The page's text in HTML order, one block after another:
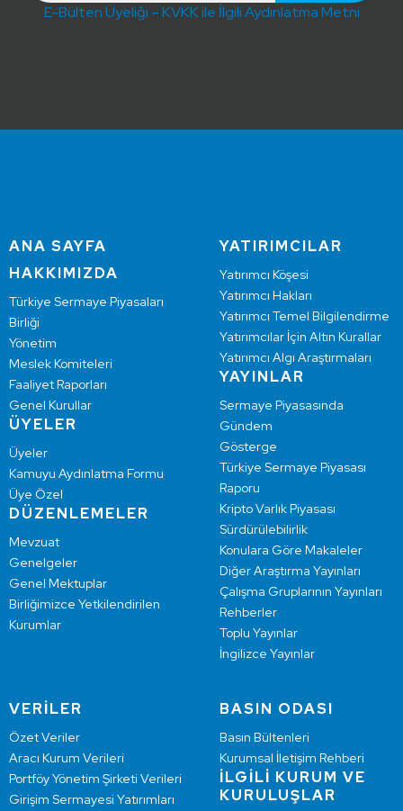
E-Bülten Üyeliği – KVKK ile İlgili Aydınlatma Metni
ANA SAYFA
HAKKIMIZDA
Türkiye Sermaye Piyasaları
Birliği
Yönetim
Meslek Komiteleri
Faaliyet Raporları
Genel Kurullar
ÜYELER
Üyeler
Kamuyu Aydınlatma Formu
Üye Özel
DÜZENLEMELER
Mevzuat
Genelgeler
Genel Mektuplar
Birliğimizce Yetkilendirilen
Kurumlar
YATIRIMCILAR
Yatırımcı Köşesi
Yatırımcı Hakları
Yatırımcı Temel Bilgilendirme
Yatırımcılar İçin Altın Kurallar
Yatırımcı Algı Araştırmaları
YAYINLAR
Sermaye Piyasasında
Gündem
Gösterge
Türkiye Sermaye Piyasası
Raporu
Kripto Varlık Piyasası
Sürdürülebilirlik
Konulara Göre Makaleler
Diğer Araştırma Yayınları
Çalışma Gruplarının Yayınları
Rehberler
Toplu Yayınlar
İngilizce Yayınlar
VERİLER
Özet Veriler
Aracı Kurum Verileri
Portföy Yönetim Şirketi Verileri
Girişim Sermayesi Yatırımları
BASIN ODASI
Basın Bültenleri
Kurumsal İletişim Rehberi
İLGİLİ KURUM VE
KURULUŞLAR